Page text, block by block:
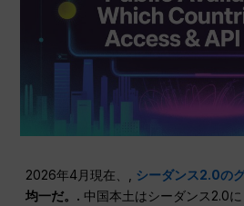
2026年4月現在、, シーダンス2.0の
均一だ。. 中国本土はシーダンス2.0